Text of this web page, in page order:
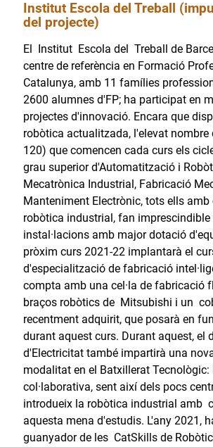
Institut Escola del Treball
del projecte)
El Institut Escola del Treball de
centre de referència en Formació
Catalunya, amb 11 famílies
2600 alumnes d'FP; ha participat en
projectes d'innovació. Encara que
robòtica actualitzada, l'elevat nombre
120) que comencen cada curs els
grau superior d'Automatització i
Mecatrònica Industrial, Fabricació
Manteniment Electrònic, tots ells
robòtica industrial, fan imprescindible
instal·lacions amb major dotació
pròxim curs 2021-22 implantarà el
d'especialització de fabricació
compta amb una cel·la de fabricació
braços robòtics de Mitsubishi i un
recentment adquirit, que posarà en
durant aquest curs. Durant aquest, el
d'Electricitat també impartirà una
modalitat en el Batxillerat Tecnològic:
col·laborativa, sent així dels pocs
introdueix la robòtica industrial amb
aquesta mena d'estudis. L'any 2021,
guanyador de les CatSkills de